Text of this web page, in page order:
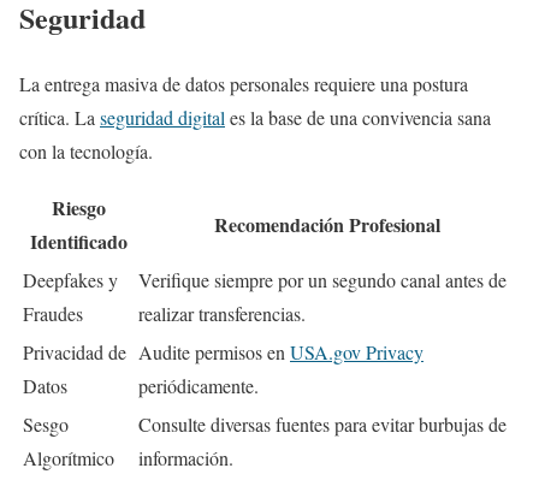
Seguridad
La entrega masiva de datos personales requiere una postura
crítica. La seguridad digital es la base de una convivencia sana
con la tecnología.
Riesgo
Identificado
Recomendación Profesional
Deepfakes y
Fraudes
Verifique siempre por un segundo canal antes de
realizar transferencias.
Privacidad de
Datos
Audite permisos en USA.gov Privacy
periódicamente.
Sesgo
Algorítmico
Consulte diversas fuentes para evitar burbujas de
información.